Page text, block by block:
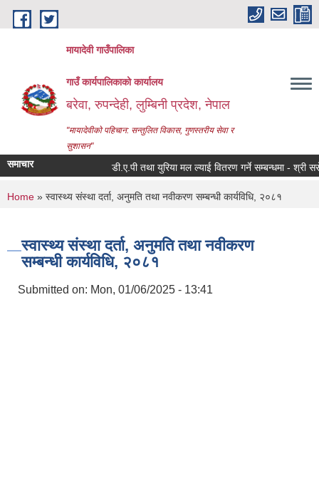
Skip to main content
मायादेवी गाउँपालिका
गाउँ कार्यपालिकाको कार्यालय
बरेवा, रुपन्देही, लुम्बिनी प्रदेश, नेपाल
"मायादेवीको पहिचान: सन्तुलित विकास, गुणस्तरीय सेवा र
सुशासन"
समाचार डी.ए.पी तथा युरिया मल ल्याई वितरण गर्ने सम्बन्धमा - श्री
You are here
Home » स्वास्थ्य संस्था दर्ता, अनुमति तथा नवीकरण सम्बन्धी कार्यविधि, २०८१
स्वास्थ्य संस्था दर्ता, अनुमति तथा नवीकरण
सम्बन्धी कार्यविधि, २०८१
Submitted on: Mon, 01/06/2025 - 13:41